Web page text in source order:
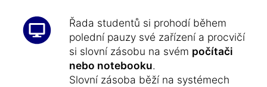
Řada studentů si prohodí během
polední pauzy své zařízení a procvičí
si slovní zásobu na svém počítači
nebo notebooku.
Slovní zásoba běží na systémech